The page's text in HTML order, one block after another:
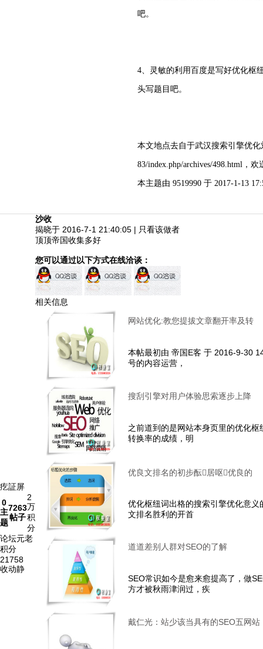
吧。
4、灵敏的利用百度是写好优化枢
头写题目吧。
本文地点去自于武汉搜索引擎优化
83/index.php/archives/498.html，欢
本主题由 9519990 于 2017-1-13
疙証屏
0
主
题
7263
帖子
2
万
积
分
论坛元老
积分
21758
收动静
沙收
揭晓于 2016-7-1 21:40:05 | 只看该做者
顶顶帝国收集多好
您可以通过以下方式在线洽谈：
相关信息
网站优化:教您提拔文章翻开率及转
本帖最初由 帝国E客 于 2016-9-30
号的内容运营，
搜刮引擎对用户体验思索逐步上降
之前道到的是网站本身页里的优化枢
转换率的成绩，明
优良文排名的初步酝居呕优良的
优化枢纽词出格的搜索引擎优化意义
文排名胜利的开首
道道差别人群对SEO的了解
SEO常识如今是愈来愈提高了，做
方才被秋雨津润过，疾
戴仁光：站少该当具有的SEO五网站